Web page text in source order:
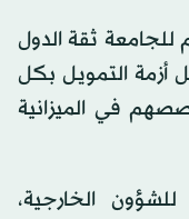
للجامعة ثقة الدول
أزمة التمويل بكل
في الميزانية
الخارجية،